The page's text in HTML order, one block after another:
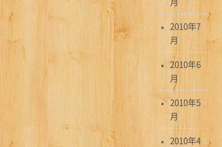
2010年7
月
2010年6
月
2010年5
月
2010年4